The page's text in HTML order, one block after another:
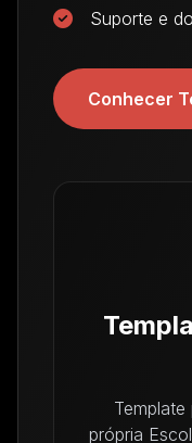
Suporte e
Conhecer
própria